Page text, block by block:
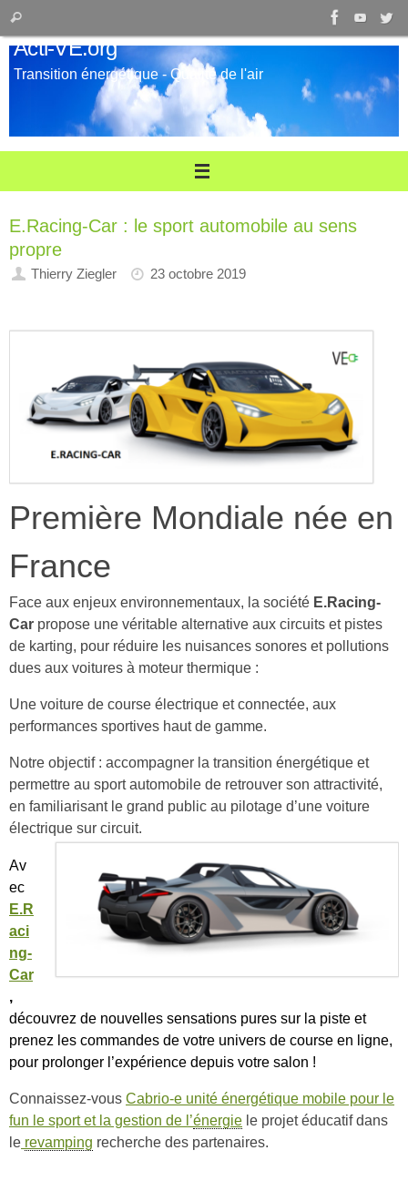
Passer
au
contenu
pour
:
Rechercher
Acti-VE.org
Transition énergétique - Qualité de l'air
E.Racing-Car : le sport automobile au sens
propre
Thierry Ziegler 23 octobre 2019
Première Mondiale née en
France
Face aux enjeux environnementaux, la société E.Racing-
Car propose une véritable alternative aux circuits et pistes
de karting, pour réduire les nuisances sonores et pollutions
dues aux voitures à moteur thermique :
Une voiture de course électrique et connectée, aux
performances sportives haut de gamme.
Notre objectif : accompagner la transition énergétique et
permettre au sport automobile de retrouver son attractivité,
en familiarisant le grand public au pilotage d’une voiture
électrique sur circuit.
Av
ec
E.R
aci
ng-
Car
,
découvrez de nouvelles sensations pures sur la piste et
prenez les commandes de votre univers de course en ligne,
pour prolonger l’expérience depuis votre salon !
Connaissez-vous Cabrio-e unité énergétique mobile pour le
fun le sport et la gestion de l’énergie le projet éducatif dans
le revamping recherche des partenaires.